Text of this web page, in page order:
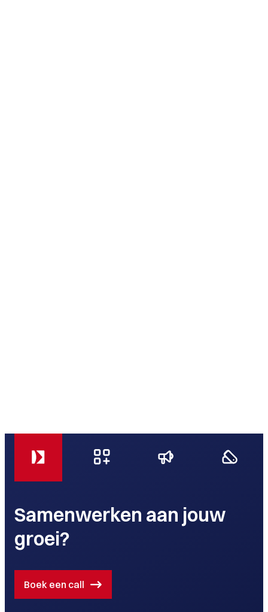
Samenwerken aan jouw
groei?
Boek een call